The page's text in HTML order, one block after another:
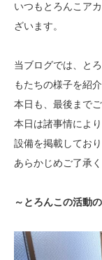
いつもとろんこア
ざいます。
当ブログでは、と
もたちの様子を紹
本日も、最後まで
本日は諸事情によ
設備を掲載しており
あらかじめご了承く
～とろんこの活動